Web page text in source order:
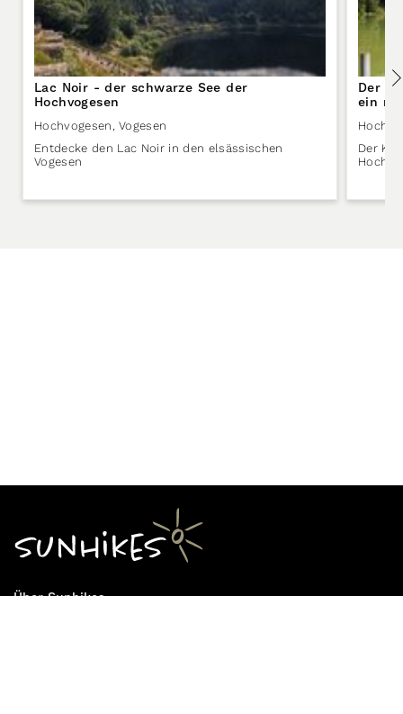
Lac Noir - der schwarze See der
Hochvogesen
Hochvogesen , Vogesen
Entdecke den Lac Noir in den elsässischen
Vogesen
Der
ein
Der
Über Sunhikes